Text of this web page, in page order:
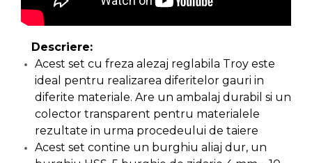
Capre & Suporti Auto
Pat Mobil Auto
Cric Hidraulic
Set / trusa chei tubulare
Chei Tubulare
Multimetru Digital
Bara Tractare Auto
Descriere:
Acest set cu freza alezaj reglabila Troy este
ideal pentru realizarea diferitelor gauri in
diferite materiale. Are un ambalaj durabil si un
colector transparent pentru materialele
rezultate in urma procedeului de taiere
Acest set contine un burghiu aliaj dur, un